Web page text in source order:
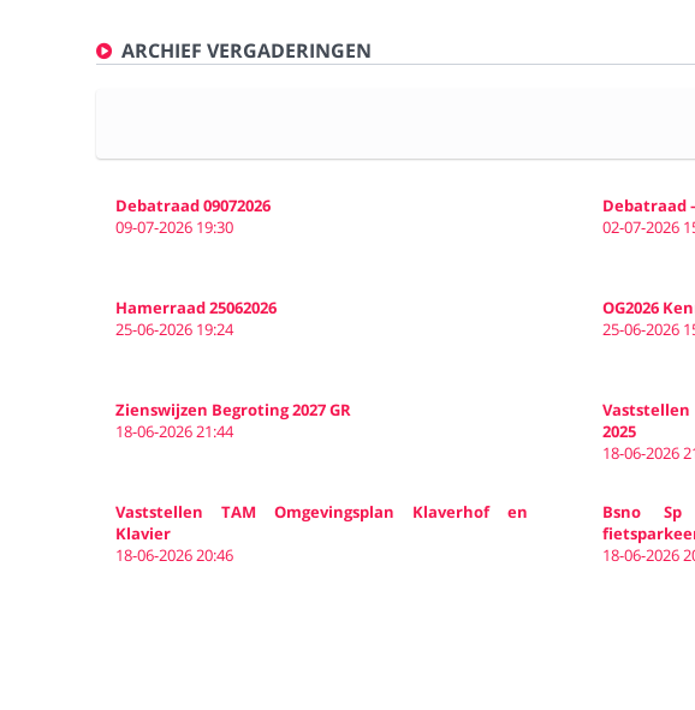
ARCHIEF VERGADERINGEN
Debatraad 09072026
09-07-2026 19:30
Debatraad
02-07-2026
Hamerraad 25062026
25-06-2026 19:24
OG2026
25-06-2026
Zienswijzen Begroting 2027 GR
18-06-2026 21:44
2025
18-06-2026
Vaststellen TAM Omgevingsplan Klaverhof en
Klavier
18-06-2026 20:46
Bsno
18-06-2026